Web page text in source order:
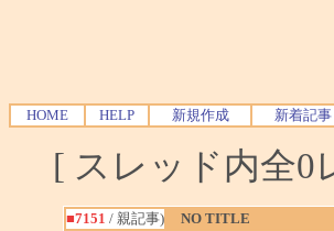
HOME HELP 新規作成 新着記事
[ スレッド内全
■7151 / 親記事) NO TITLE